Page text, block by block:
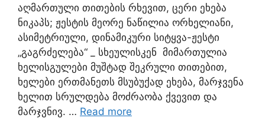
აღმართული თითების რხევით, ცერი ეხება
ნიკაპს; ჟესტის მეორე ნაწილია ორხელიანი,
ასიმეტრიული, დინამიკური სიტყვა-ჟესტი
„გაგრძელება“ _ სხეულისკენ მიმართულია
ხელისგულები მუშტად შეკრული თითებით,
ხელები ერთმანეთს მსუბუქად ეხება, მარჯვენა
ხელით სრულდება მოძრაობა ქვევით და
მარჯვნივ. … Read more